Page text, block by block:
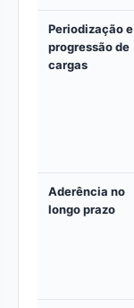
Periodização e
progressão de
cargas
Aderência no
longo prazo